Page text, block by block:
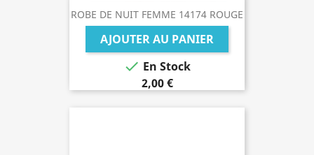
ROBE DE NUIT FEMME 14174 ROUGE
AJOUTER AU PANIER
 En Stock
2,00 €